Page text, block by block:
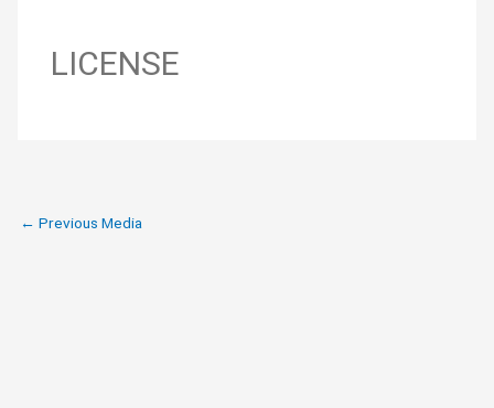
LICENSE
← Previous Media